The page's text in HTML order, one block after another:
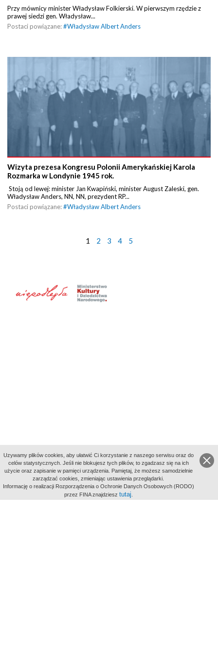
Przy mównicy minister Władysław Folkierski. W pierwszym rzędzie z
prawej siedzi gen. Władysław...
Postaci powiązane:#Władysław Albert Anders
Wizyta prezesa Kongresu Polonii Amerykańskiej Karola
Rozmarka w Londynie 1945 rok.
Stoją od lewej: minister Jan Kwapiński, minister August Zaleski, gen.
Władysław Anders, NN, NN, prezydent RP...
Postaci powiązane:#Władysław Albert Anders
1 2 3 4 5
aktywności
Uzywamy plików cookies, aby ułatwić Ci korzystanie z naszego serwisu oraz do
celów statystycznych. Jeśli nie blokujesz tych plików, to zgadzasz się na ich
użycie oraz zapisanie w pamięci urządzenia. Pamiętaj, że możesz samodzielnie
zarządzać cookies, zmieniając ustawienia przeglądarki.
Informację o realizacji Rozporządzenia o Ochronie Danych Osobowych (RODO)
przez FINA znajdziesz tutaj